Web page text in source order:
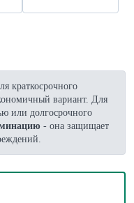
краткосрочного
вариант. Для
или долгосрочного
- она защищает